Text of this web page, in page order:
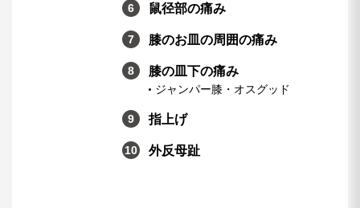
鼠径部の痛み
膝のお皿の周囲の痛み
膝の皿下の痛み
ジャンパー膝・オスグッド
指上げ
外反母趾